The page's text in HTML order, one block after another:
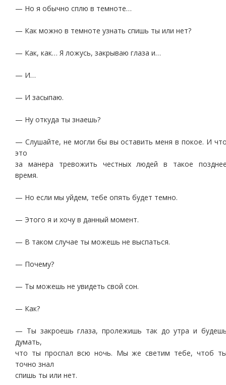
— Но я обычно сплю в темноте…
— Как можно в темноте узнать спишь ты или нет?
— Как, как… Я ложусь, закрываю глаза и…
— И…
— И засыпаю.
— Ну откуда ты знаешь?
— Слушайте, не могли бы вы оставить меня в покое. И
это
за манера тревожить честных людей в такое
время.
— Но если мы уйдем, тебе опять будет темно.
— Этого я и хочу в данный момент.
— В таком случае ты можешь не выспаться.
— Почему?
— Ты можешь не увидеть свой сон.
— Как?
— Ты закроешь глаза, пролежишь так до утра и
думать,
что ты проспал всю ночь. Мы же светим тебе, чтоб
точно знал
спишь ты или нет.